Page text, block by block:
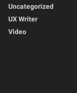
Uncategorized
UX Writer
Video